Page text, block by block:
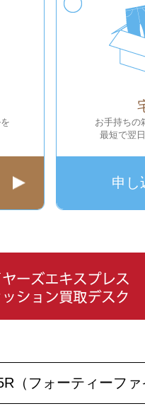
お手持ちの
最短で翌
申し
（フォーティーフ